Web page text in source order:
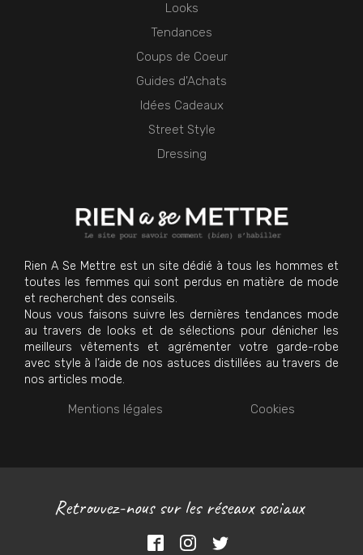
Rien A Se Mettre est un site dédié à tous les hommes et
toutes les femmes qui sont perdus en matière de mode
et recherchent des conseils.
Nous vous faisons suivre les dernières tendances mode
au travers de looks et de sélections pour dénicher les
meilleurs vêtements et agrémenter votre garde-robe
avec style à l’aide de nos astuces distillées au travers de
nos articles mode.
Mentions légales Cookies
Looks
Tendances
Coups de Coeur
Guides d'Achats
Idées Cadeaux
Street Style
Dressing
Retrouvez-nous sur les réseaux sociaux